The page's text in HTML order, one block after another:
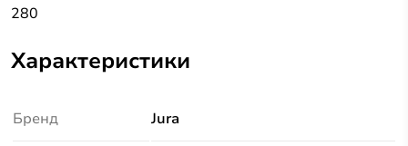
280
Характеристики
Бренд Jura